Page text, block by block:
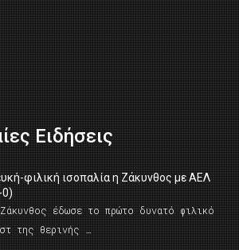
Ειδήσεις
φιλική ισοπαλία η Ζάκυνθος με ΑΕΛ
έδωσε το πρώτο δυνατό φιλικό
της θερινής …